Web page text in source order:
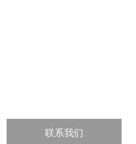
联系我们